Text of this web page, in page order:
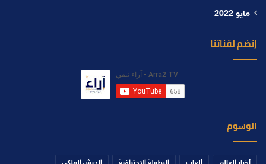
مايو 2022
إنضم لقناتنا
الوسوم